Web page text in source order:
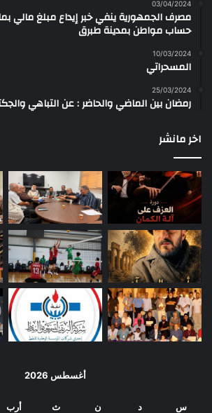
03/04/2024
مصرف الجمهورية ينفي خبر إيداع مبلغ مالي
حساب مواطن بمدينة طبرق
10/03/2024
المسحراتي
25/03/2024
رمضان بين الماضي والحاضر : عن التباهي
اخر مانشر
أغسطس 2026
س د ن ث أرب